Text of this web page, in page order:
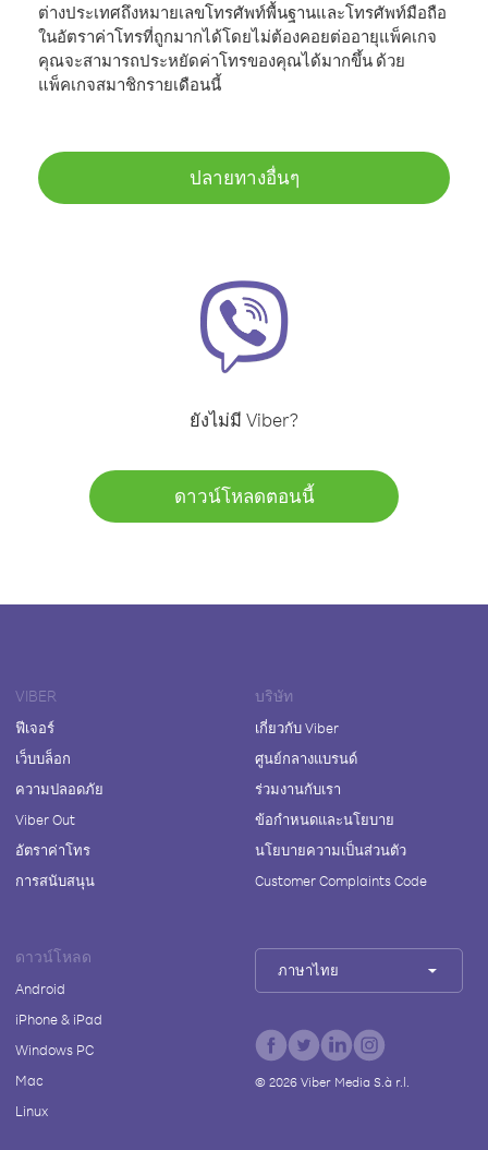
ต่างประเทศถึงหมายเลขโทรศัพท์พื้นฐานและโทรศัพท์มือถือ
ในอัตราค่าโทรที่ถูกมากได้โดยไม่ต้องคอยต่ออายุแพ็คเกจ
คุณจะสามารถประหยัดค่าโทรของคุณได้มากขึ้น ด้วย
แพ็คเกจสมาชิกรายเดือนนี้
ปลายทางอื่นๆ
ยังไม่มี Viber?
ดาวน์โหลดตอนนี้
VIBER
ฟีเจอร์
เว็บบล็อก
ความปลอดภัย
Viber Out
อัตราค่าโทร
การสนับสนุน
บริษัท
เกี่ยวกับ Viber
ศูนย์กลางแบรนด์
ร่วมงานกับเรา
ข้อกำหนดและนโยบาย
นโยบายความเป็นส่วนตัว
Customer Complaints Code
ดาวน์โหลด
Android
iPhone & iPad
Windows PC
Mac
Linux
ภาษาไทย
© 2026Viber Media S.à r.l.